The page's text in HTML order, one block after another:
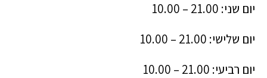
יום שני: 21.00 – 10.00
יום שלישי: 21.00 – 10.00
יום רביעי: 21.00 – 10.00